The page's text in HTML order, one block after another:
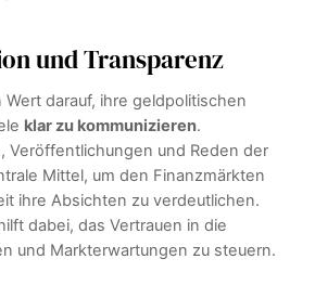
und Transparenz
Wert darauf, ihre geldpolitischen
klar zu kommunizieren.
Veröffentlichungen und Reden der
Mittel, um den Finanzmärkten
ihre Absichten zu verdeutlichen.
dabei, das Vertrauen in die
und Markterwartungen zu steuern.